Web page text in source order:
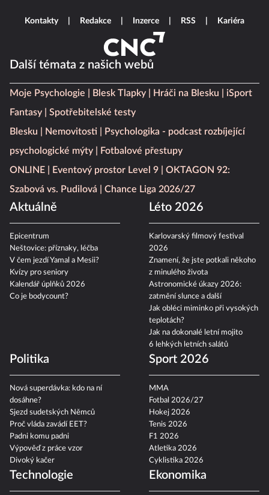
Další témata z našich webů
Moje Psychologie Blesk Tlapky Hráči na Blesku
iSport
Fantasy
Spotřebitelské testy
Blesku
Nemovitosti
Psychologika - podcast rozbíjející
psychologické mýty
Fotbalové přestupy
ONLINE
Eventový prostor Level 9
OKTAGON 92:
Szabová vs. Pudilová
Chance Liga 2026/27
Aktuálně
Epicentrum
Neštovice: příznaky, léčba
V čem jezdí Yamal a Mesii?
Kvízy pro seniory
Kalendář úplňků 2026
Co je bodycount?
Léto 2026
Karlovarský filmový festival
2026
Znamení, že jste potkali někoho
z minulého života
Astronomické úkazy 2026:
zatmění slunce a další
Jak obléci miminko při vysokých
teplotách?
Jak na dokonalé letní mojito
6 lehkých letních salátů
Politika
Nová superdávka: kdo na ní
dosáhne?
Sjezd sudetských Němců
Proč vláda zavádí EET?
Padni komu padni
Výpověď z práce vzor
Divoký kačer
Sport 2026
MMA
Fotbal 2026/27
Hokej 2026
Tenis 2026
F1 2026
Atletika 2026
Cyklistika 2026
Technologie Ekonomika
Kontakty Redakce Inzerce RSS Kariéra